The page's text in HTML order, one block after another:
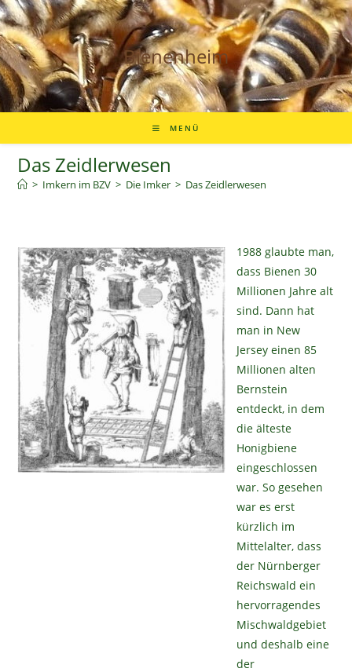
Zum
Inhalt
springen
Bienenheim
MENÜ
Das Zeidlerwesen
> Imkern im BZV > Die Imker > Das Zeidlerwesen
1988 glaubte man,
dass Bienen 30
Millionen Jahre alt
sind. Dann hat
man in New
Jersey einen 85
Millionen alten
Bernstein
entdeckt, in dem
die älteste
Honigbiene
eingeschlossen
war. So gesehen
war es erst
kürzlich im
Mittelalter, dass
der Nürnberger
Reichswald ein
hervorragendes
Mischwaldgebiet
und deshalb eine
der